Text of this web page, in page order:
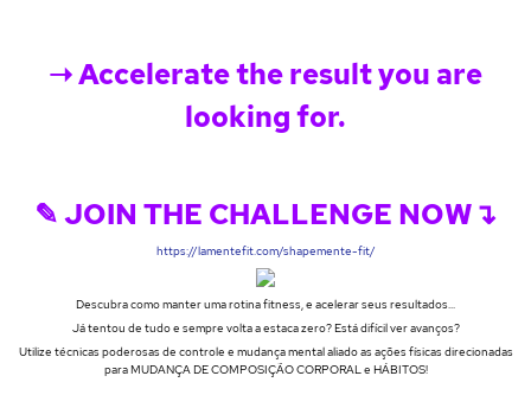
➝ Accelerate the result you are
looking for.
✎ JOIN THE CHALLENGE NOW↴
https://lamentefit.com/shapemente-fit/
Descubra como manter uma rotina fitness, e acelerar seus resultados...
Já tentou de tudo e sempre volta a estaca zero? Está difícil ver avanços?
Utilize técnicas poderosas de controle e mudança mental aliado as ações físicas direcionadas
para MUDANÇA DE COMPOSIÇÃO CORPORAL e HÁBITOS!